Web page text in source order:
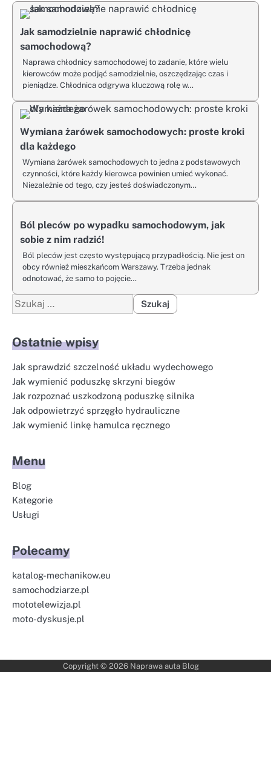
Jak samodzielnie naprawić chłodnicę
samochodową?
Naprawa chłodnicy samochodowej to zadanie, które wielu
kierowców może podjąć samodzielnie, oszczędzając czas i
pieniądze. Chłodnica odgrywa kluczową rolę w…
Wymiana żarówek samochodowych: proste kroki
dla każdego
Wymiana żarówek samochodowych to jedna z podstawowych
czynności, które każdy kierowca powinien umieć wykonać.
Niezależnie od tego, czy jesteś doświadczonym…
Ból pleców po wypadku samochodowym, jak
sobie z nim radzić!
Ból pleców jest często występującą przypadłością. Nie jest on
obcy również mieszkańcom Warszawy. Trzeba jednak
odnotować, że samo to pojęcie…
Szukaj:
Ostatnie wpisy
Jak sprawdzić szczelność układu wydechowego
Jak wymienić poduszkę skrzyni biegów
Jak rozpoznać uszkodzoną poduszkę silnika
Jak odpowietrzyć sprzęgło hydrauliczne
Jak wymienić linkę hamulca ręcznego
Menu
Blog
Kategorie
Usługi
Polecamy
katalog-mechanikow.eu
samochodziarze.pl
mototelewizja.pl
moto-dyskusje.pl
Copyright © 2026 Naprawa auta Blog